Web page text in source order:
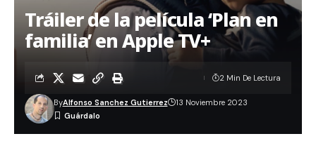
Tráiler de la película ‘Plan en
familia’ en Apple TV+
ByAlfonso Sanchez Gutierrez 13 Noviembre 2023
2 Min De Lectura